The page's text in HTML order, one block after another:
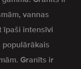
vannas
īpaši intensīvi
populārākais
Granīts ir